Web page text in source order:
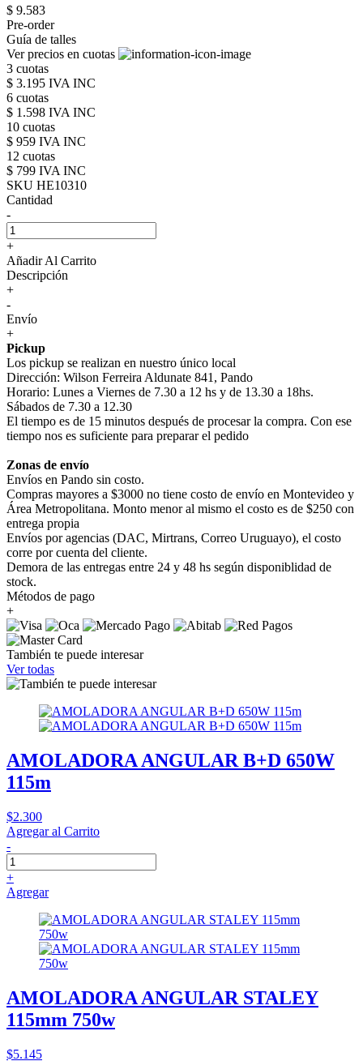
$ 9.583
Pre-order
Guía de talles
Ver precios en cuotas
3 cuotas
$ 3.195 IVA INC
6 cuotas
$ 1.598 IVA INC
10 cuotas
$ 959 IVA INC
12 cuotas
$ 799 IVA INC
SKU HE10310
Cantidad
-
+
Añadir Al Carrito
Descripción
+
-
Envío
+
Pickup
Los pickup se realizan en nuestro único local
Dirección: Wilson Ferreira Aldunate 841, Pando
Horario: Lunes a Viernes de 7.30 a 12 hs y de 13.30 a 18hs.
Sábados de 7.30 a 12.30
El tiempo es de 15 minutos después de procesar la compra. Con ese
tiempo nos es suficiente para preparar el pedido
Zonas de envío
Envíos en Pando sin costo.
Compras mayores a $3000 no tiene costo de envío en Montevideo y
Área Metropolitana. Monto menor al mismo el costo es de $250 con
entrega propia
Envíos por agencias (DAC, Mirtrans, Correo Uruguayo), el costo
corre por cuenta del cliente.
Demora de las entregas entre 24 y 48 hs según disponiblidad de
stock.
Métodos de pago
+
También te puede interesar
Ver todas
AMOLADORA ANGULAR B+D 650W
115m
$2.300
Agregar al Carrito
-
+
Agregar
AMOLADORA ANGULAR STALEY
115mm 750w
$5.145